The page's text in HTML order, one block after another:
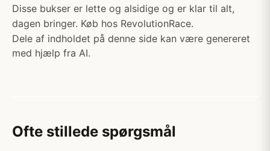
Disse bukser er lette og alsidige og er klar til alt,
dagen bringer. Køb hos RevolutionRace.
Dele af indholdet på denne side kan være genereret
med hjælp fra AI.
Ofte stillede spørgsmål